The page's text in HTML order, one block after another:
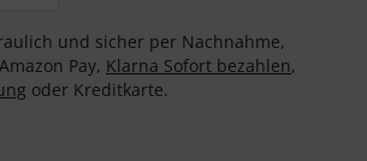
und sicher per Nachnahme,
Pay, Klarna Sofort bezahlen,
oder Kreditkarte.